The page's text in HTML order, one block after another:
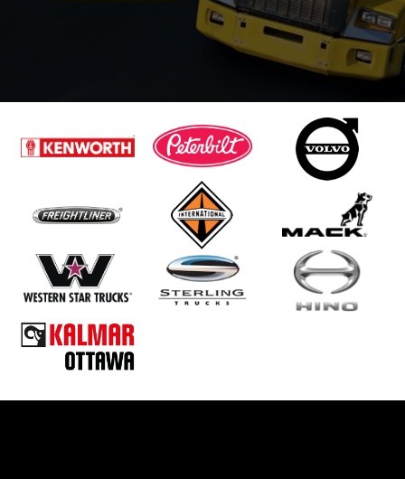
CHARGEMENT
ARRIÈRE
FREIGHTLINER
INTERNATIONAL
KALMAR KENWORTH
OTTAWA
REMORQUEUSE
CAMION PLATE
FORME
STERLING
WESTERN STAR